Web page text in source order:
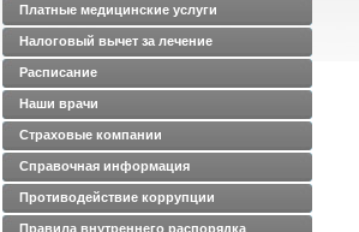
Платные медицинские услуги
Налоговый вычет за лечение
Расписание
Наши врачи
Страховые компании
Справочная информация
Противодействие коррупции
Правила внутреннего распорядка